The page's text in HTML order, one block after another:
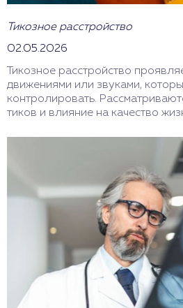
Тикозное расстройство
02.05.2026
Тикозное расстройство
движениями или звуками,
контролировать.
тиков и влияние на качество